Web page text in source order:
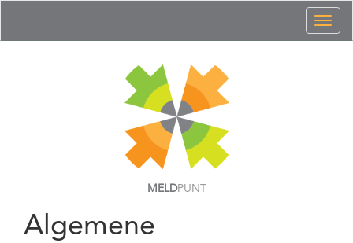
MELDPUNT
Algemene